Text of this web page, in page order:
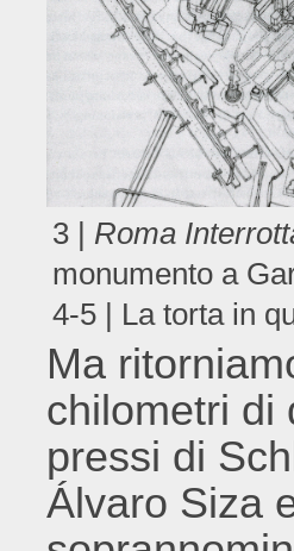
3 | Roma
monumento a
4-5 | La torta in
Ma
chilometri di
pressi di
Álvaro Siza